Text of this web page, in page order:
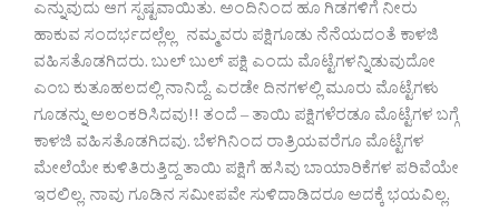
ಎನ್ನುವುದು ಆಗ ಸ್ಪಷ್ಟವಾಯಿತು. ಅಂದಿನಿಂದ ಹೂ ಗಿಡಗಳಿಗೆ ನೀರು
ಹಾಕುವ ಸಂದರ್ಭದಲ್ಲೆಲ್ಲ ನಮ್ಮವರು ಪಕ್ಷಿಗೂಡು ನೆನೆಯದಂತೆ ಕಾಳಜಿ
ವಹಿಸತೊಡಗಿದರು. ಬುಲ್ ಬುಲ್ ಪಕ್ಷಿ ಎಂದು ಮೊಟ್ಟೆಗಳನ್ನಿಡುವುದೋ
ಎಂಬ ಕುತೂಹಲದಲ್ಲಿ ನಾನಿದ್ದೆ. ಎರಡೇ ದಿನಗಳಲ್ಲಿ ಮೂರು ಮೊಟ್ಟೆಗಳು
ಗೂಡನ್ನು ಅಲಂಕರಿಸಿದವು!! ತಂದೆ – ತಾಯಿ ಪಕ್ಷಿಗಳೆರಡೂ ಮೊಟ್ಟೆಗಳ ಬಗ್ಗೆ
ಕಾಳಜಿ ವಹಿಸತೊಡಗಿದವು. ಬೆಳಗಿನಿಂದ ರಾತ್ರಿಯವರೆಗೂ ಮೊಟ್ಟೆಗಳ
ಮೇಲೆಯೇ ಕುಳಿತಿರುತ್ತಿದ್ದ ತಾಯಿ ಪಕ್ಷಿಗೆ ಹಸಿವು ಬಾಯಾರಿಕೆಗಳ ಪರಿವೆಯೇ
ಇರಲಿಲ್ಲ. ನಾವು ಗೂಡಿನ ಸಮೀಪವೇ ಸುಳಿದಾಡಿದರೂ ಅದಕ್ಕೆ ಭಯವಿಲ್ಲ.